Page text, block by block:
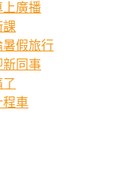
上廣播
課
暑假旅行
新同事
程車